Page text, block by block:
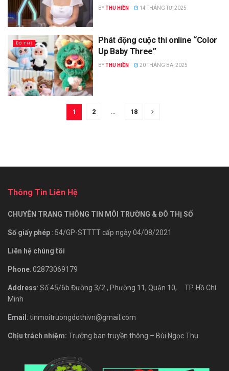
BYTHU HIỀN 14 THÁNG TƯ, 2025
ĐÔ THỊ
Phát động cuộc thi online “Color
Up Baby Three”
BYTHU HIỀN 20 THÁNG BA, 2025
1 2 18
Thông Tin Liên Hệ
CHUYÊN TRANG THÔNG TIN MÔI TRƯỜNG & ĐÔ THỊ SỐ
Số giấy phép : 54/GP-STTTT cấp ngày 04/08/2021
Liên hệ chúng tôi
Phone: 02873069179
Address: Số 45/6b Đường 3/2., Phường 11, Quận 10, TP. Hồ Chí
Minh
Email : tinmoitruongdothivn@gmail.com
Chịu trách nhiệm: Trưởng ban truyền thông – Bùi Ngọc Thu